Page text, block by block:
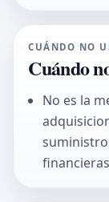
CUÁNDO NO
Cuándo
No es la